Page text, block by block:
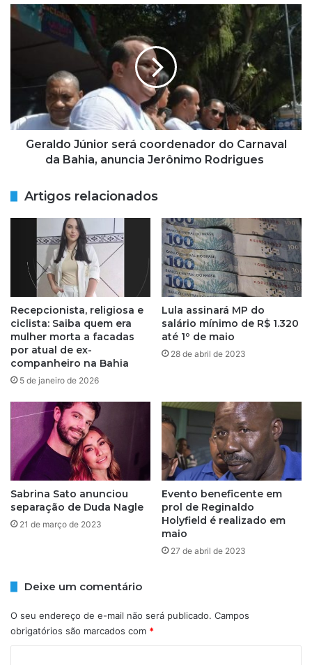
10
dias
terror
Geraldo
Júnior
Carnaval
Bahia,
anuncia
Jerônimo
Rodrigues
Geraldo Júnior será coordenador do Carnaval
da Bahia, anuncia Jerônimo Rodrigues
Artigos relacionados
Recepcionista, religiosa e
ciclista: Saiba quem era
mulher morta a facadas
por atual de ex-
companheiro na Bahia
5 de janeiro de 2026
Lula assinará MP do
salário mínimo de R$ 1.320
até 1º de maio
28 de abril de 2023
Sabrina Sato anunciou
separação de Duda Nagle
21 de março de 2023
Evento beneficente em
prol de Reginaldo
Holyfield é realizado em
maio
27 de abril de 2023
Deixe um comentário
O seu endereço de e-mail não será publicado. Campos
obrigatórios são marcados com *